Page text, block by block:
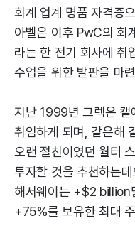
회계 업계 명품 자격증
아벨은 이후 PwC의 회
라는 한 전기 회사에 취
수업을 위한 발판을 마
지난 1999년 그렉은
취임하게 되며, 같은해
오랜 절친이였던 월터
투자할 것을 추천하는
해서웨이는 +$2 billion
+75%를 보유한 최대